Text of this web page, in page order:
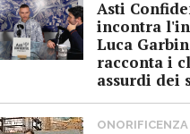
Asti
incontra
Luca
racconta i
assurdi dei
ONORIFICENZA